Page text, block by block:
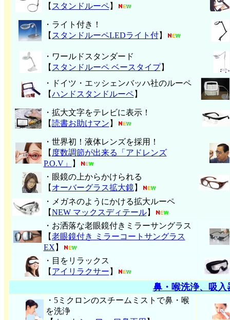
【 スタンドルーペ】
・ライト付き！
【 スタンドルーペLEDライト付】
・ワールドスタンダード
【 スタンドルーペ ベースタイプ】
・ドイツ・エッシェンバッハ社のルーペ
【ハンド スタンドルーペ】
・拡大文字をテレビに表示！
【読書お助けマン 】
・世界初！液体レンズを採用！
【 度数調節が出来る「アドレンズ
P.O.V」
】
・眼鏡の上からかけられる
【 オーバーグラス拡大鏡】
・メガネのようにかける拡大ルーペ
【NEW マックスディテール】
・お洒落な老眼鏡付きミラーサングラス
【老眼鏡付き ミラーコートサングラス
EX 】
・目をリラックス
【 アイリラクサー 】
鼻・喉洗浄、吸入
・5ミクロンのスチームミストで鼻・喉
を洗浄